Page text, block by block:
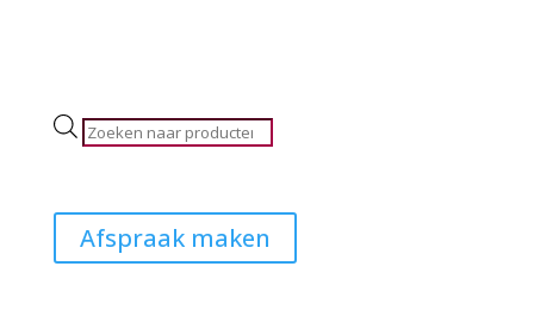
Producten
Afspraak maken